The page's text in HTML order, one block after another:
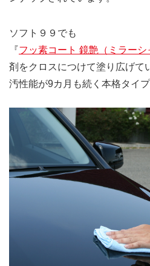
ソフト９９でも
『フッ素コート 鏡艶（ミラーシ
剤をクロスにつけて塗り広げて
汚性能が9カ月も続く本格タイ